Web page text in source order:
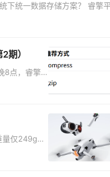
下统一数据存储方案？ 睿擎
法。第1期，我们从 SQLite 开
的数据库操作。 直播核心内容
期）
8点，睿擎
，并结合
嵌入
仅249g，